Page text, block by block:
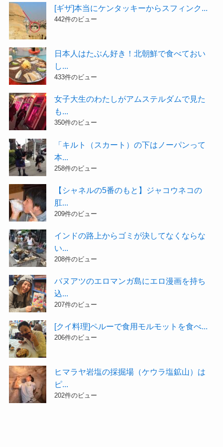
[ギザ]本当にケンタッキーからスフィンク...
442件のビュー
日本人はたぶん好き！北朝鮮で食べておい
し...
433件のビュー
女子大生のわたしがアムステルダムで見た
も...
350件のビュー
「キルト（スカート）の下はノーパンって
本...
258件のビュー
【シャネルの5番のもと】ジャコウネコの
肛...
209件のビュー
インドの路上からゴミが決してなくならな
い...
208件のビュー
バヌアツのエロマンガ島にエロ漫画を持ち
込...
207件のビュー
[クイ料理]ペルーで食用モルモットを食べ...
206件のビュー
ヒマラヤ岩塩の採掘場（ケウラ塩鉱山）は
ピ...
202件のビュー